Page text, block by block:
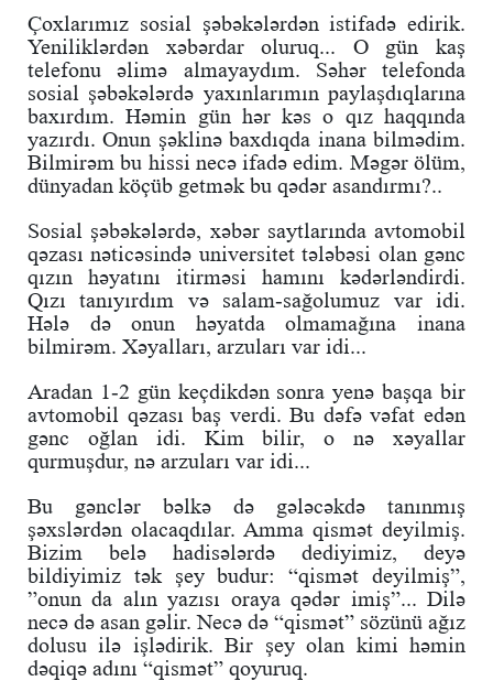
Çoxlarımız sosial şəbəkələrdən istifadə edirik.
Yeniliklərdən xəbərdar oluruq... O gün kaş
telefonu əlimə almayaydım. Səhər telefonda
sosial şəbəkələrdə yaxınlarımın paylaşdıqlarına
baxırdım. Həmin gün hər kəs o qız haqqında
yazırdı. Onun şəklinə baxdıqda inana bilmədim.
Bilmirəm bu hissi necə ifadə edim. Məgər ölüm,
dünyadan köçüb getmək bu qədər asandırmı?..
Sosial şəbəkələrdə, xəbər saytlarında avtomobil
qəzası nəticəsində universitet tələbəsi olan gənc
qızın həyatını itirməsi hamını kədərləndirdi.
Qızı tanıyırdım və salam-sağolumuz var idi.
Hələ də onun həyatda olmamağına inana
bilmirəm. Xəyalları, arzuları var idi...
Aradan 1-2 gün keçdikdən sonra yenə başqa bir
avtomobil qəzası baş verdi. Bu dəfə vəfat edən
gənc oğlan idi. Kim bilir, o nə xəyallar
qurmuşdur, nə arzuları var idi...
Bu gənclər bəlkə də gələcəkdə tanınmış
şəxslərdən olacaqdılar. Amma qismət deyilmiş.
Bizim belə hadisələrdə dediyimiz, deyə
bildiyimiz tək şey budur: “qismət deyilmiş”,
”onun da alın yazısı oraya qədər imiş”... Dilə
necə də asan gəlir. Necə də “qismət” sözünü ağız
dolusu ilə işlədirik. Bir şey olan kimi həmin
dəqiqə adını “qismət” qoyuruq.